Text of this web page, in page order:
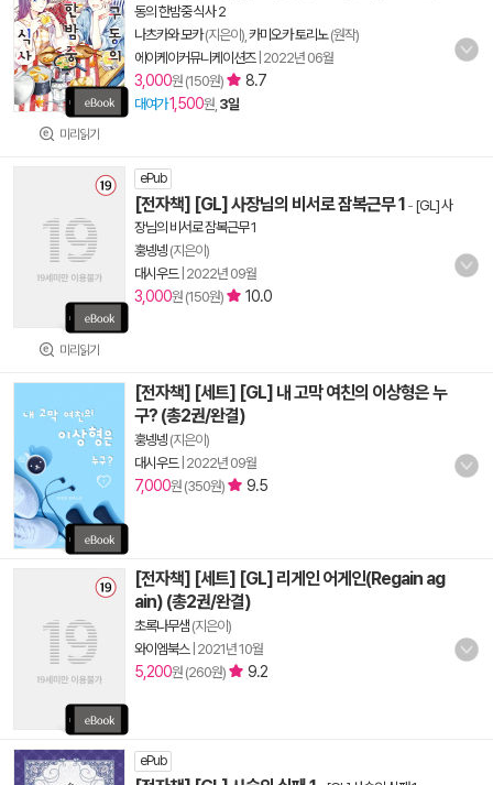
미리읽기
동의 한밤중 식사 2
나츠카와 모카(지은이), 카미오카 토리노(원작)
에이케이커뮤니케이션즈| 2022년 06월
3,000원 (150원) 8.7
대여가1,500원, 3일
미리읽기
ePub
[전자책] [GL] 사장님의 비서로 잠복근무 1 - [GL] 사
장님의 비서로 잠복근무 1
훙넹넹 (지은이)
대시우드| 2022년 09월
3,000원 (150원) 10.0
[전자책] [세트] [GL] 내 고막 여친의 이상형은 누
구? (총2권/완결)
훙넹넹 (지은이)
대시우드| 2022년 09월
7,000원 (350원) 9.5
[전자책] [세트] [GL] 리게인 어게인(Regain ag
ain) (총2권/완결)
초록나무샘 (지은이)
와이엠북스| 2021년 10월
5,200원 (260원) 9.2
ePub